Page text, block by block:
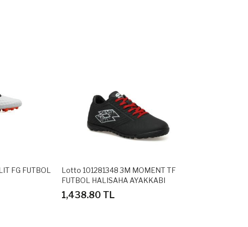
FG FUTBOL
Lotto 101281348 3M MOMENT TF
FUTBOL HALISAHA AYAKKABI
1,438.80 TL